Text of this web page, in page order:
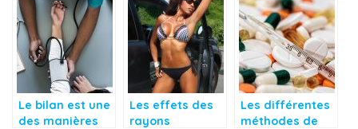
d’hyperthermie?
indésirées ?
santé
Le bilan est une
des manières
Les effets des
rayons
Les différentes
méthodes de